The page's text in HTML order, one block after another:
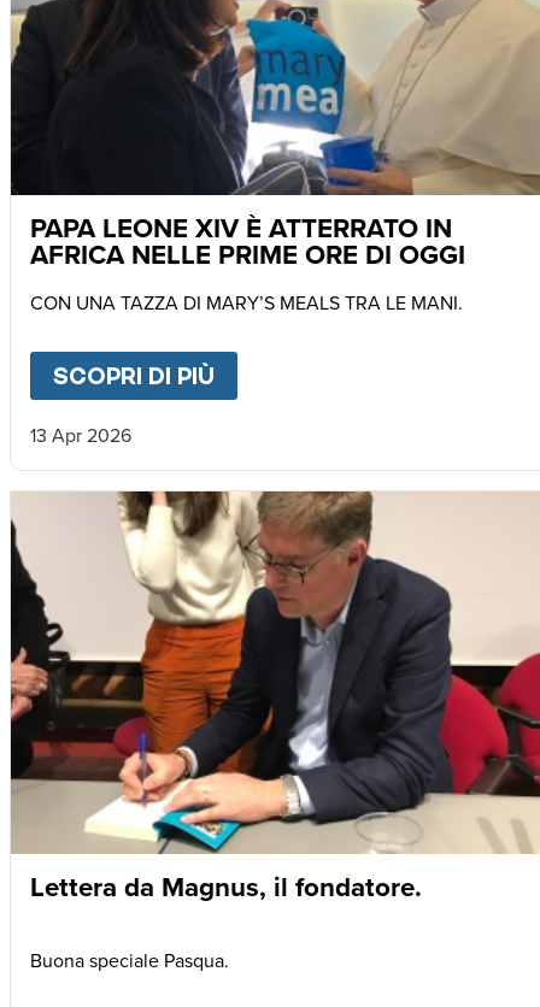
PAPA LEONE XIV È ATTERRATO IN
AFRICA NELLE PRIME ORE DI OGGI
CON UNA TAZZA DI MARY’S MEALS TRA LE MANI.
SCOPRI DI PIÙ
13 Apr 2026
Lettera da Magnus, il fondatore.
Buona speciale Pasqua.